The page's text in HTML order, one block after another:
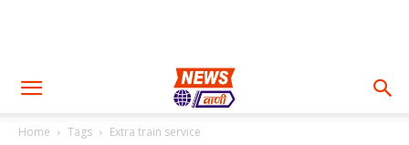
Home Tags Extra train service